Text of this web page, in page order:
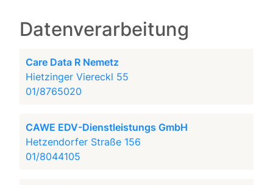
Datenverarbeitung
Care Data R Nemetz
Hietzinger Viereckl 55
01/8765020
CAWE EDV-Dienstleistungs GmbH
Hetzendorfer Straße 156
01/8044105